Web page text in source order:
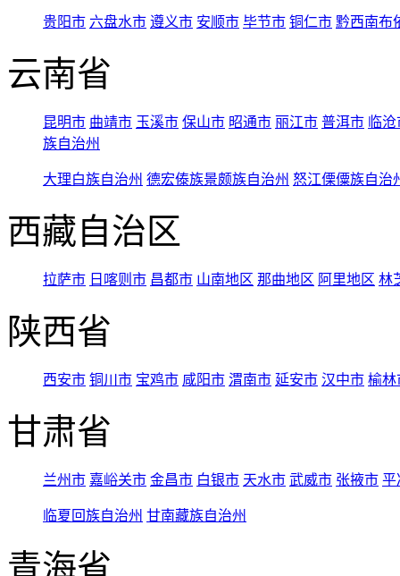
贵阳市 六盘水市 遵义市 安顺市 毕节市 铜仁市 黔西南布
云南省
昆明市 曲靖市 玉溪市 保山市 昭通市 丽江市 普洱市 临
族自治州
大理白族自治州 德宏傣族景颇族自治州 怒江傈僳族自治
西藏自治区
拉萨市 日喀则市 昌都市 山南地区 那曲地区 阿里地区 林
陕西省
西安市 铜川市 宝鸡市 咸阳市 渭南市 延安市 汉中市 榆林
甘肃省
兰州市 嘉峪关市 金昌市 白银市 天水市 武威市 张掖市 平
临夏回族自治州 甘南藏族自治州
青海省